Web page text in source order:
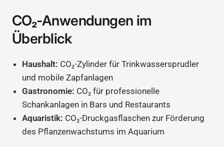
CO₂-Anwendungen im
Überblick
Haushalt: CO₂-Zylinder für Trinkwassersprudler
und mobile Zapfanlagen
Gastronomie: CO₂ für professionelle
Schankanlagen in Bars und Restaurants
Aquaristik: CO₂-Druckgasflaschen zur Förderung
des Pflanzenwachstums im Aquarium